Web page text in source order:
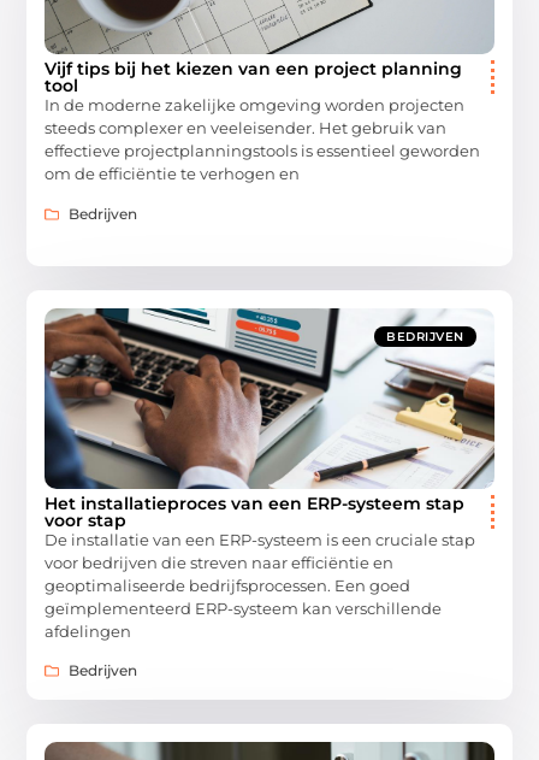
Vijf tips bij het kiezen van een project planning
tool
In de moderne zakelijke omgeving worden projecten
steeds complexer en veeleisender. Het gebruik van
effectieve projectplanningstools is essentieel geworden
om de efficiëntie te verhogen en
Bedrijven
BEDRIJVEN
Het installatieproces van een ERP-systeem stap
voor stap
De installatie van een ERP-systeem is een cruciale stap
voor bedrijven die streven naar efficiëntie en
geoptimaliseerde bedrijfsprocessen. Een goed
geïmplementeerd ERP-systeem kan verschillende
afdelingen
Bedrijven